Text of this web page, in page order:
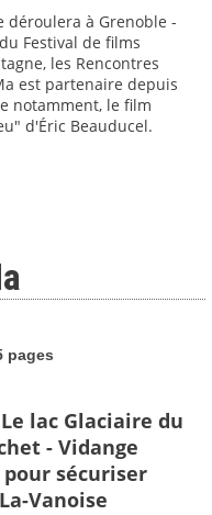
déroulera à Grenoble -
Festival de films
les Rencontres
est partenaire depuis
notamment, le film
d'Éric Beauducel.
pages
Le lac Glaciaire du
- Vidange
sécuriser
Vanoise